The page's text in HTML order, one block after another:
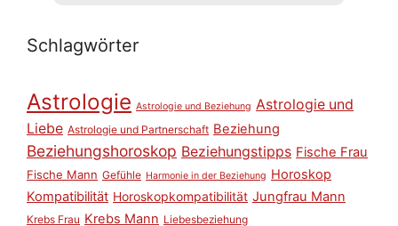
Schlagwörter
Astrologie Astrologie und Beziehung Astrologie und
Liebe Astrologie und Partnerschaft Beziehung
Beziehungshoroskop Beziehungstipps Fische Frau
Fische Mann Gefühle Harmonie in der Beziehung Horoskop
Kompatibilität Horoskopkompatibilität Jungfrau Mann
Krebs Frau Krebs Mann Liebesbeziehung